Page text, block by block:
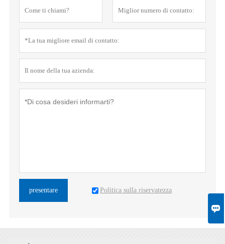

presentare Politica sulla riservatezza